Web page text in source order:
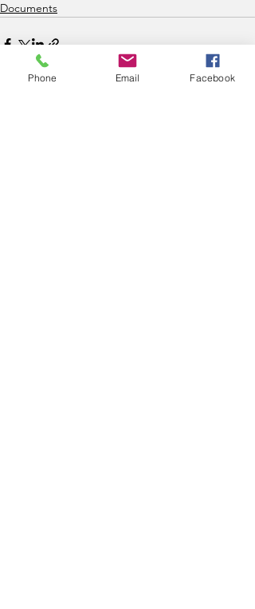
Documents
Phone Email Facebook